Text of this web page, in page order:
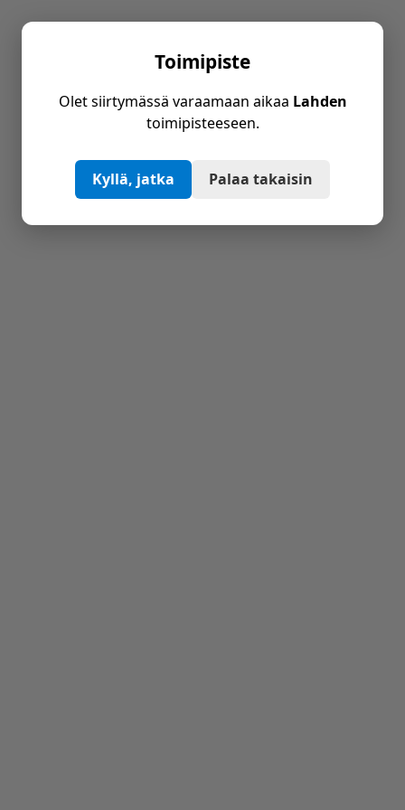
Toimipiste
Olet siirtymässä varaamaan aikaa Lahden
toimipisteeseen.
Kyllä, jatka Palaa takaisin